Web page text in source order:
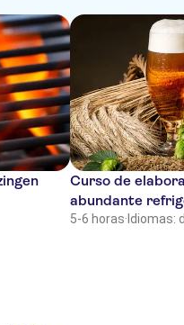
Curso de
abundante
5-6 horas· Idiomas: